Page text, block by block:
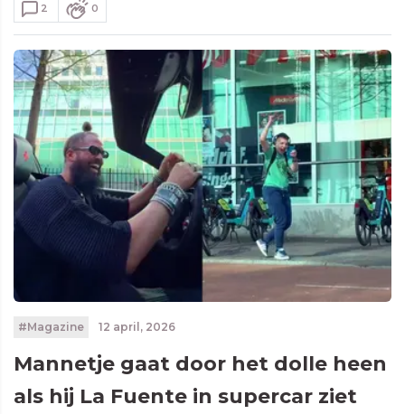
2 0
#Magazine 12 april, 2026
Mannetje gaat door het dolle heen
als hij La Fuente in supercar ziet